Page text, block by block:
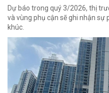
Dự báo trong quý 3/2026, thị
và vùng phụ cận sẽ ghi nhận sự
khúc.